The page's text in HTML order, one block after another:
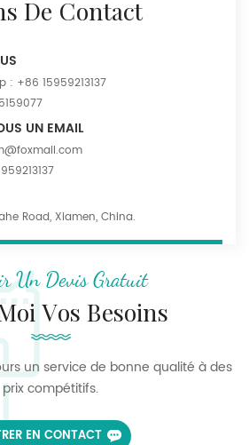
De Contact
: +86 15959213137
UN EMAIL
Road, Xiamen, China.
Un Devis Gratuit
Vos Besoins
un service de bonne qualité à des
prix compétitifs.
EN CONTACT